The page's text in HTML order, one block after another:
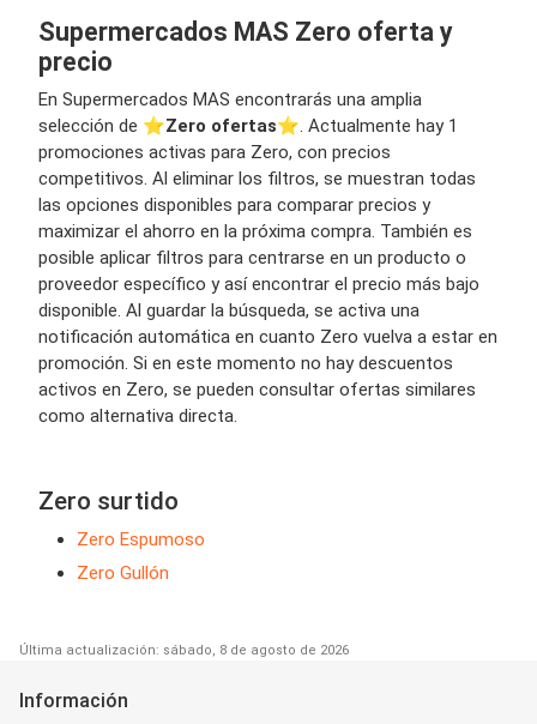
Supermercados MAS Zero oferta y
precio
En Supermercados MAS encontrarás una amplia
selección de ⭐️Zero ofertas⭐️. Actualmente hay 1
promociones activas para Zero, con precios
competitivos. Al eliminar los filtros, se muestran todas
las opciones disponibles para comparar precios y
maximizar el ahorro en la próxima compra. También es
posible aplicar filtros para centrarse en un producto o
proveedor específico y así encontrar el precio más bajo
disponible. Al guardar la búsqueda, se activa una
notificación automática en cuanto Zero vuelva a estar en
promoción. Si en este momento no hay descuentos
activos en Zero, se pueden consultar ofertas similares
como alternativa directa.
Zero surtido
Zero Espumoso
Zero Gullón
Última actualización: sábado, 8 de agosto de 2026
Información